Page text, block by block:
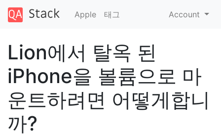
Apple 태그 Account
Lion에서 탈옥 된
iPhone을 볼륨으로 마
운트하려면 어떻게합니
까?